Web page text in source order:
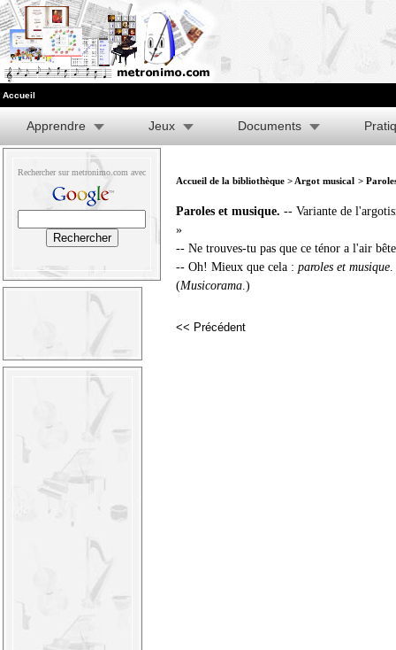
Accueil
Apprendre Jeux Documents
Rechercher sur metronimo.com avec
Accueil de la bibliothèque > Argot musical >
Paroles et musique. -- Variante de
»
-- Ne trouves-tu pas que ce ténor a l'air
-- Oh! Mieux que cela : paroles et musique
(Musicorama .)
<< Précédent